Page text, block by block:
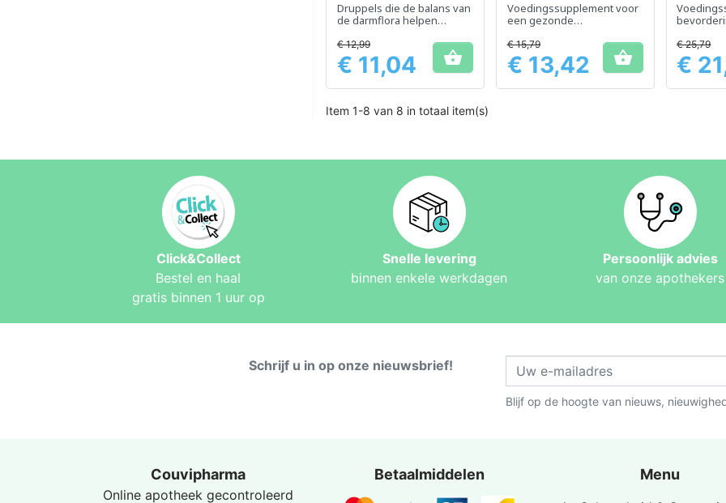
Druppels die de balans van
de darmflora helpen
Prijs
€ 12,99
€ 11,04 
Voedingssupplement voor
een gezonde
versterking van het
immuunsysteem
Prijs
€ 15,79
€ 13,42  Prijs
€ 25,79
€
Item 1-8 van 8 in totaal item(s)
Click&Collect
Bestel en haal
gratis binnen 1 uur op
Snelle levering
binnen enkele werkdagen
Persoonlijk advies
van onze apothekers
Schrijf u in op onze nieuwsbrief!
Blijf op de hoogte van nieuws,
Couvipharma
Online apotheek gecontroleerd
Betaalmiddelen Menu